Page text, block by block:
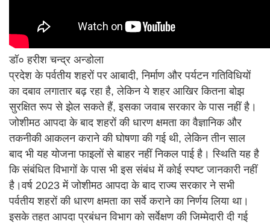
डॉ० हरीश चन्द्र अन्डोला
प्रदेश के पर्वतीय शहरों पर आबादी, निर्माण और पर्यटन गतिविधियों
का दबाव लगातार बढ़ रहा है, लेकिन ये शहर आखिर कितना बोझ
सुरक्षित रूप से झेल सकते हैं, इसका जवाब सरकार के पास नहीं है।
जोशीमठ आपदा के बाद शहरों की धारण क्षमता का वैज्ञानिक और
तकनीकी आकलन कराने की घोषणा की गई थी, लेकिन तीन साल
बाद भी यह योजना फाइलों से बाहर नहीं निकल पाई है। स्थिति यह है
कि संबंधित विभागों के पास भी इस संबंध में कोई स्पष्ट जानकारी नहीं
है।वर्ष 2023 में जोशीमठ आपदा के बाद राज्य सरकार ने सभी
पर्वतीय शहरों की धारण क्षमता का सर्वे कराने का निर्णय लिया था।
इसके तहत आपदा प्रबंधन विभाग को सर्वेक्षण की जिम्मेदारी दी गई